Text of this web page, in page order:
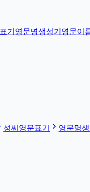
기영문명생성기영문이
성씨영문표기 영문명